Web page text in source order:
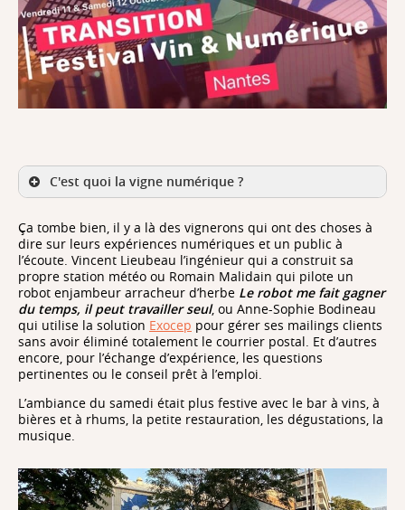
C'est quoi la vigne numérique ?
Ça tombe bien, il y a là des vignerons qui ont des choses à
dire sur leurs expériences numériques et un public à
l’écoute. Vincent Lieubeau l’ingénieur qui a construit sa
propre station météo ou Romain Malidain qui pilote un
robot enjambeur arracheur d’herbe Le robot me fait gagner
du temps, il peut travailler seul, ou Anne-Sophie Bodineau
qui utilise la solution Exocep pour gérer ses mailings clients
sans avoir éliminé totalement le courrier postal. Et d’autres
encore, pour l’échange d’expérience, les questions
pertinentes ou le conseil prêt à l’emploi.
L’ambiance du samedi était plus festive avec le bar à vins, à
bières et à rhums, la petite restauration, les dégustations, la
musique.